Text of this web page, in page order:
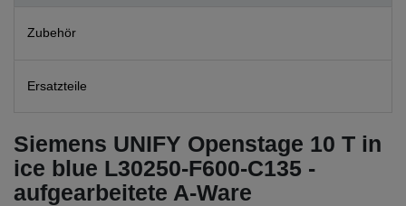
Zubehör
Ersatzteile
Siemens UNIFY Openstage 10 T in
ice blue L30250-F600-C135 -
aufgearbeitete A-Ware